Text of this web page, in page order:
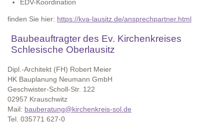
EDV-Koordination
finden Sie hier: https://kva-lausitz.de/ansprechpartner.html
Baubeauftragter des Ev. Kirchenkreises
Schlesische Oberlausitz
Dipl.-Architekt (FH) Robert Meier
HK Bauplanung Neumann GmbH
Geschwister-Scholl-Str. 122
02957 Krauschwitz
Mail: bauberatung@kirchenkreis-sol.de
Tel. 035771 627-0